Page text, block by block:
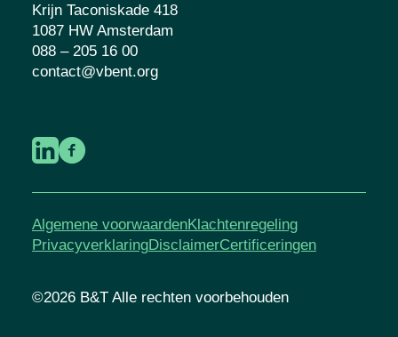
Krijn Taconiskade 418
1087 HW Amsterdam
088 – 205 16 00
contact@vbent.org
Algemene voorwaardenKlachtenregeling
PrivacyverklaringDisclaimerCertificeringen
©2026 B&T Alle rechten voorbehouden